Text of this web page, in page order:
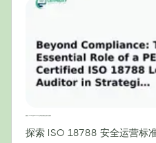
探索 ISO 18788 安全运营标